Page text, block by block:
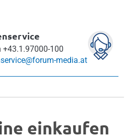
+43.1.97000-100
media.at
einkaufen